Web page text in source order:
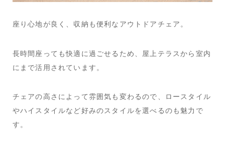
座り心地が良く、収納も便利なアウトドアチェア。
長時間座っても快適に過ごせるため、屋上テラスから室内
にまで活用されています。
チェアの高さによって雰囲気も変わるので、ロースタイル
やハイスタイルなど好みのスタイルを選べるのも魅力で
す。